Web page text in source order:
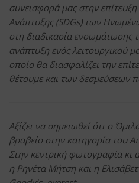
συνεισφορά μας στην
Ανάπτυξης (SDGs) των
στη διαδικασία ενσωμάτωσης
ανάπτυξη ενός λειτουργικού
οποίο θα διασφαλίζει την
θέτουμε και των δεσμεύσεων
Αξίζει να σημειωθεί ότι ο
βραβείο στην κατηγορία του
Στην κεντρική φωτογραφία κι
η Ρηνέτα Μήτση και η